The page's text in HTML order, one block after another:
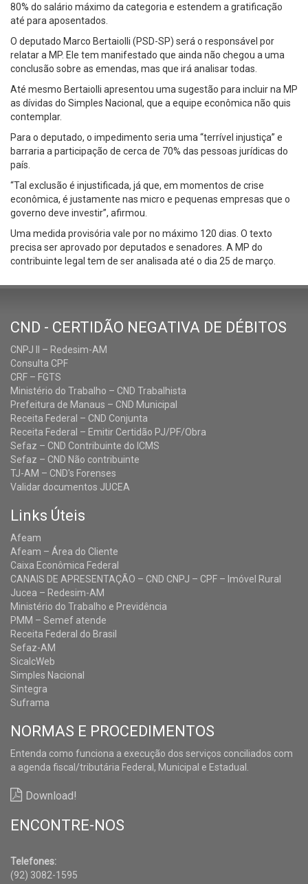
80% do salário máximo da categoria e estendem a gratificação
até para aposentados.
O deputado Marco Bertaiolli (PSD-SP) será o responsável por
relatar a MP. Ele tem manifestado que ainda não chegou a uma
conclusão sobre as emendas, mas que irá analisar todas.
Até mesmo Bertaiolli apresentou uma sugestão para incluir na MP
as dívidas do Simples Nacional, que a equipe econômica não quis
contemplar.
Para o deputado, o impedimento seria uma “terrível injustiça” e
barraria a participação de cerca de 70% das pessoas jurídicas do
país.
“Tal exclusão é injustificada, já que, em momentos de crise
econômica, é justamente nas micro e pequenas empresas que o
governo deve investir”, afirmou.
Uma medida provisória vale por no máximo 120 dias. O texto
precisa ser aprovado por deputados e senadores. A MP do
contribuinte legal tem de ser analisada até o dia 25 de março.
CND - CERTIDÃO NEGATIVA DE DÉBITOS
CNPJ II – Redesim-AM
Consulta CPF
CRF – FGTS
Ministério do Trabalho – CND Trabalhista
Prefeitura de Manaus – CND Municipal
Receita Federal – CND Conjunta
Receita Federal – Emitir Certidão PJ/PF/Obra
Sefaz – CND Contribuinte do ICMS
Sefaz – CND Não contribuinte
TJ-AM – CND's Forenses
Validar documentos JUCEA
Links Úteis
Afeam
Afeam – Área do Cliente
Caixa Econômica Federal
CANAIS DE APRESENTAÇÃO – CND CNPJ – CPF – Imóvel Rural
Jucea – Redesim-AM
Ministério do Trabalho e Previdência
PMM – Semef atende
Receita Federal do Brasil
Sefaz-AM
SicalcWeb
Simples Nacional
Sintegra
Suframa
NORMAS E PROCEDIMENTOS
Entenda como funciona a execução dos serviços conciliados com
a agenda fiscal/tributária Federal, Municipal e Estadual.
Download!
ENCONTRE-NOS
Telefones:
(92) 3082-1595